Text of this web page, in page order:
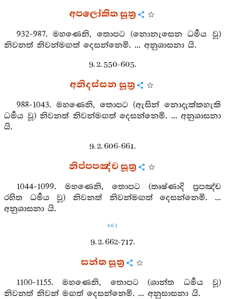
අපලෝකිත සූත්‍ර
932-987. මහණෙනි, තොපට (නොනැසෙන ධර්‍මය වූ)
නිවනත් නිවන්මඟත් දෙසන්නෙමි. ... අනුශාසනා යි.
9. 2. 550-605.
අනිදස්සන සූත්‍ර
988-1043. මහණෙනි, තොපට (ඇසින් නොදැක්කහැකි
ධර්‍මය වූ) නිවනත් නිවන්මඟත් දෙසන්නෙමි. ... අනුශාසනා
යි.
9. 2. 606-661.
නිප්පපඤ්ච සූත්‍ර
1044-1099. මහණෙනි, තොපට (තෘෂ්ණාදි ප්‍රපඤ්ච
රහිත ධර්‍මය වූ) නිවනත් නිවන්මඟත් දෙසන්නෙමි. ...
අනුශාසනා යි.
661
9. 2. 662-717.
සන්ත සූත්‍ර
1100-1155. මහණෙනි, තොපට (ශාන්ත ධර්‍මය වූ)
නිවනත් නිවන් මඟත් දෙසන්නෙමි. ... අනුසාසනා යි.